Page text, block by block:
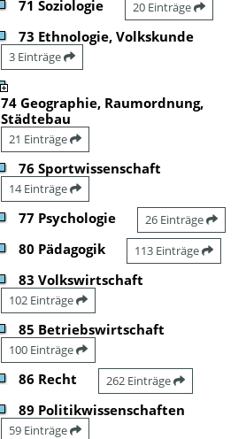
71 Soziologie 20 Einträge
73 Ethnologie, Volkskunde
3 Einträge
74 Geographie, Raumordnung,
Städtebau
21 Einträge
76 Sportwissenschaft
14 Einträge
77 Psychologie 26 Einträge
80 Pädagogik 113 Einträge
83 Volkswirtschaft
102 Einträge
85 Betriebswirtschaft
100 Einträge
86 Recht 262 Einträge
89 Politikwissenschaften
59 Einträge